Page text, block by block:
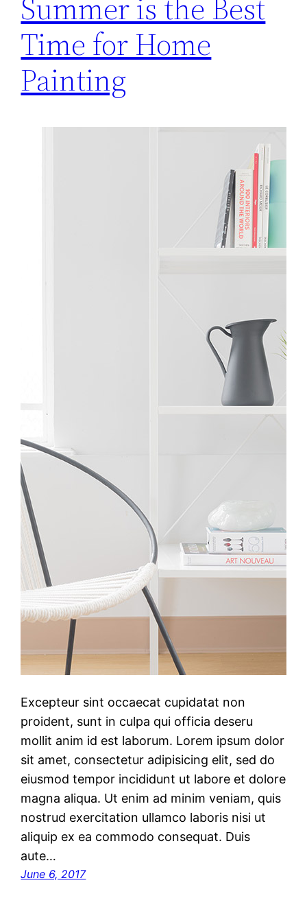
Summer is the Best
Time for Home
Painting
Excepteur sint occaecat cupidatat non
proident, sunt in culpa qui officia deseru
mollit anim id est laborum. Lorem ipsum dolor
sit amet, consectetur adipisicing elit, sed do
eiusmod tempor incididunt ut labore et dolore
magna aliqua. Ut enim ad minim veniam, quis
nostrud exercitation ullamco laboris nisi ut
aliquip ex ea commodo consequat. Duis
aute…
June 6, 2017